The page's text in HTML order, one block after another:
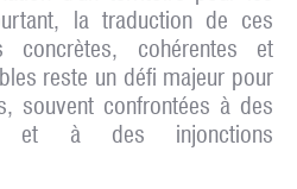
la traduction de ces
concrètes, cohérentes et
reste un défi majeur pour
souvent confrontées à des
et à des injonctions